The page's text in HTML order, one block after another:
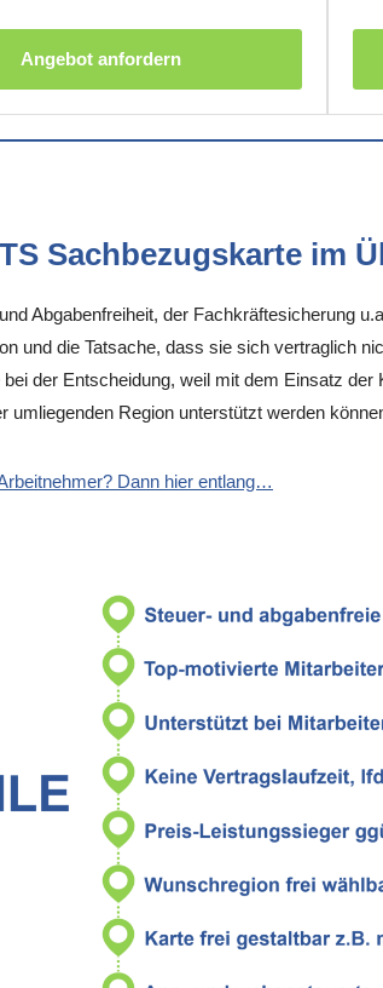
Angebot anfordern
Sachbezugskarte im
Abgabenfreiheit, der Fachkräftesicherung
und die Tatsache, dass sie sich vertraglich
der Entscheidung, weil mit dem Einsatz der
Region unterstützt werden
Dann hier entlang…